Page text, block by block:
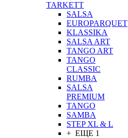
TARKETT
SALSA
EUROPARQUET
KLASSIKA
SALSA ART
TANGO ART
TANGO
CLASSIC
RUMBA
SALSA
PREMIUM
TANGO
SAMBA
STEP XL & L
+ ЕЩЕ 1